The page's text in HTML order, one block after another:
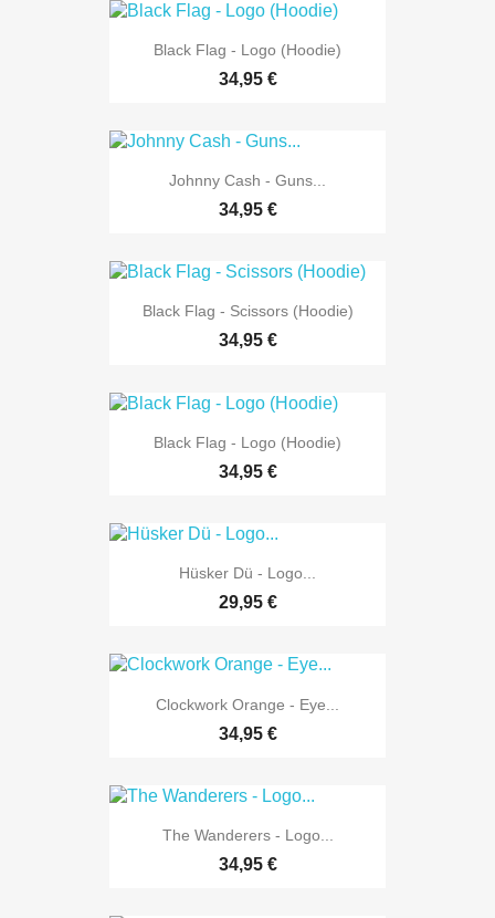
Black Flag - Logo (Hoodie)
34,95 €
Johnny Cash - Guns...
34,95 €
Black Flag - Scissors (Hoodie)
34,95 €
Black Flag - Logo (Hoodie)
34,95 €
Hüsker Dü - Logo...
29,95 €
Clockwork Orange - Eye...
34,95 €
The Wanderers - Logo...
34,95 €